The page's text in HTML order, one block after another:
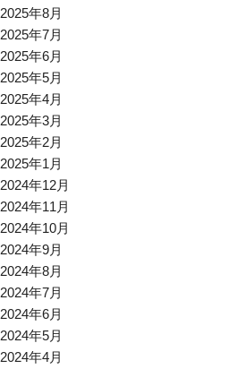
2025年8月
2025年7月
2025年6月
2025年5月
2025年4月
2025年3月
2025年2月
2025年1月
2024年12月
2024年11月
2024年10月
2024年9月
2024年8月
2024年7月
2024年6月
2024年5月
2024年4月